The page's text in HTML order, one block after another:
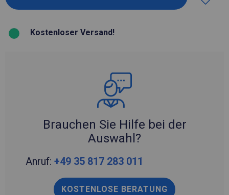
Kostenloser Versand!
Brauchen Sie Hilfe bei der
Auswahl?
Anruf: +49 35 817 283 011
KOSTENLOSE BERATUNG